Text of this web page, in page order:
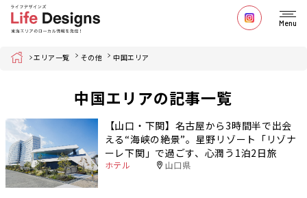
Menu
Home エリア一覧 その他 中国エリア
中国エリアの記事一覧
【山口・下関】名古屋から3時間半で出会
える“海峡の絶景”。星野リゾート「リゾナ
ーレ下関」で過ごす、心潤う1泊2日旅
ホテル 山口県